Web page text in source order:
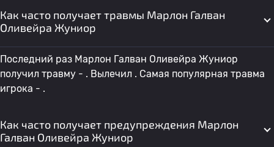
Как часто получает травмы Марлон Галван
Оливейра Жуниор
Последний раз Марлон Галван Оливейра Жуниор
получил травму - . Вылечил . Самая популярная травма
игрока - .
Как часто получает предупреждения Марлон
Галван Оливейра Жуниор